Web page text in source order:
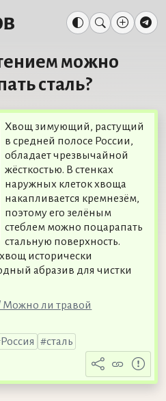
можно
сталь?
Хвощ зимующий, растущий
в средней полосе России,
обладает чрезвычайной
жёсткостью. В стенках
наружных клеток хвоща
накапливается кремнезём,
поэтому его зелёным
стеблем можно поцарапать
стальную поверхность.
исторически
абразив для чистки
Можно ли травой
Россия сталь